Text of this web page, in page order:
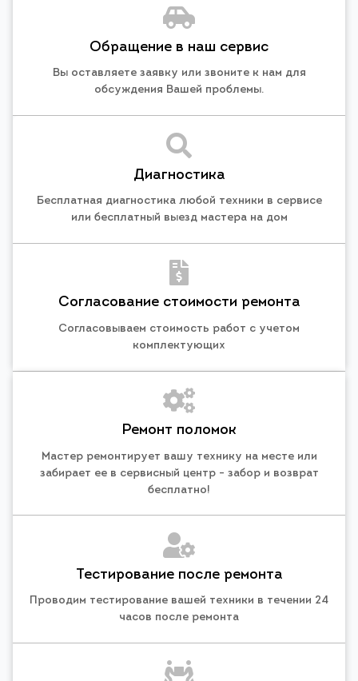
Обращение в наш сервис
Вы оставляете заявку или звоните к нам для
обсуждения Вашей проблемы.
Диагностика
Бесплатная диагностика любой техники в сервисе
или бесплатный выезд мастера на дом
Согласование стоимости ремонта
Согласовываем стоимость работ с учетом
комплектующих
Ремонт поломок
Мастер ремонтирует вашу технику на месте или
забирает ее в сервисный центр - забор и возврат
бесплатно!
Тестирование после ремонта
Проводим тестирование вашей техники в течении 24
часов после ремонта